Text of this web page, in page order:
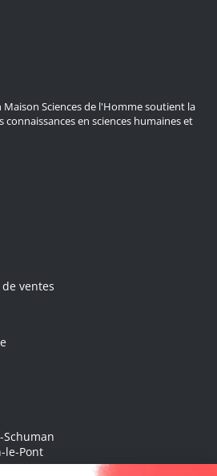
Maison Sciences de l'Homme soutient la
en sciences humaines et
ventes
Schuman
le-Pont